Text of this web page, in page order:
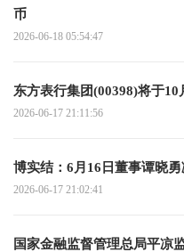
币
2026-06-18 05:54:47
东方表行集团(00398)将于
2026-06-17 21:11:56
博实结：6月16日董事谭晓
2026-06-17 21:02:41
国家金融监督管理总局平凉